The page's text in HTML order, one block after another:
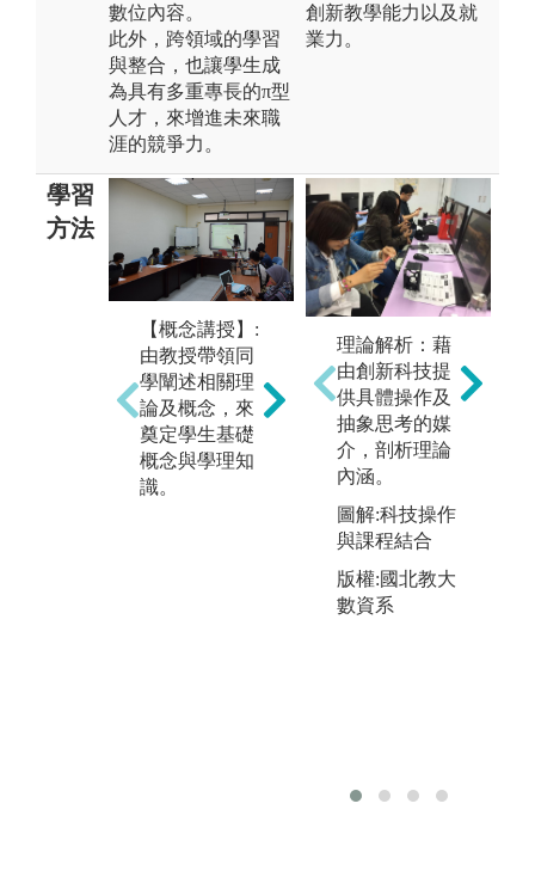
數位內容。
此外，跨領域的學習
與整合，也讓學生成
為具有多重專長的π型
人才，來增進未來職
涯的競爭力。
創新教學能力以及就
業力。
學習
方法
【概念講授】:
由教授帶領同
學闡述相關理
論及概念，來
奠定學生基礎
概念與學理知
識。
【小組討論】:
同學分組針對
特定議題進行
討論與合作學
習，達成知識
共創並增進團
隊合作能力。
圖解:運用自攜
設備找資料與
理論解析：藉
由創新科技提
供具體操作及
抽象思考的媒
介，剖析理論
內涵。
圖解:科技操作
與課程結合
版權:國北教大
數資系